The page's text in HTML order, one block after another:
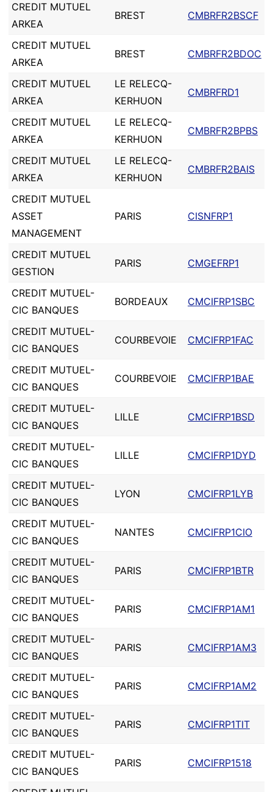
CREDIT MUTUEL
ARKEA
BREST CMBRFR2BSCF
CREDIT MUTUEL
ARKEA
BREST CMBRFR2BDOC
CREDIT MUTUEL
ARKEA
LE RELECQ-
KERHUON
CMBRFRD1
CREDIT MUTUEL
ARKEA
LE RELECQ-
KERHUON
CMBRFR2BPBS
CREDIT MUTUEL
ARKEA
LE RELECQ-
KERHUON
CMBRFR2BAIS
CREDIT MUTUEL
ASSET
MANAGEMENT
PARIS CISNFRP1
CREDIT MUTUEL
GESTION
PARIS CMGEFRP1
CREDIT MUTUEL-
CIC BANQUES
BORDEAUX CMCIFRP1SBC
CREDIT MUTUEL-
CIC BANQUES
COURBEVOIE CMCIFRP1FAC
CREDIT MUTUEL-
CIC BANQUES
COURBEVOIE CMCIFRP1BAE
CREDIT MUTUEL-
CIC BANQUES
LILLE CMCIFRP1BSD
CREDIT MUTUEL-
CIC BANQUES
LILLE CMCIFRP1DYD
CREDIT MUTUEL-
CIC BANQUES
LYON CMCIFRP1LYB
CREDIT MUTUEL-
CIC BANQUES
NANTES CMCIFRP1CIO
CREDIT MUTUEL-
CIC BANQUES
PARIS CMCIFRP1BTR
CREDIT MUTUEL-
CIC BANQUES
PARIS CMCIFRP1AM1
CREDIT MUTUEL-
CIC BANQUES
PARIS CMCIFRP1AM3
CREDIT MUTUEL-
CIC BANQUES
PARIS CMCIFRP1AM2
CREDIT MUTUEL-
CIC BANQUES
PARIS CMCIFRP1TIT
CREDIT MUTUEL-
CIC BANQUES
PARIS CMCIFRP1518